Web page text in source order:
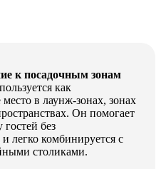
к посадочным зонам
как
в лаунж-зонах, зонах
Он помогает
гостей без
легко комбинируется с
столиками.